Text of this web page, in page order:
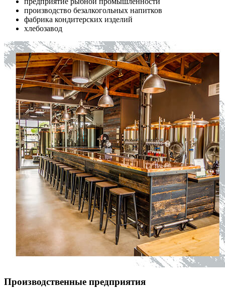
производство безалкогольных напитков
фабрика кондитерских изделий
хлебозавод
Производственные предприятия